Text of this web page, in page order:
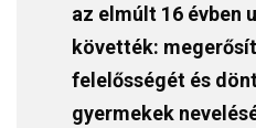
az elmúlt 16 évben
követték:
felelősségét és
gyermekek